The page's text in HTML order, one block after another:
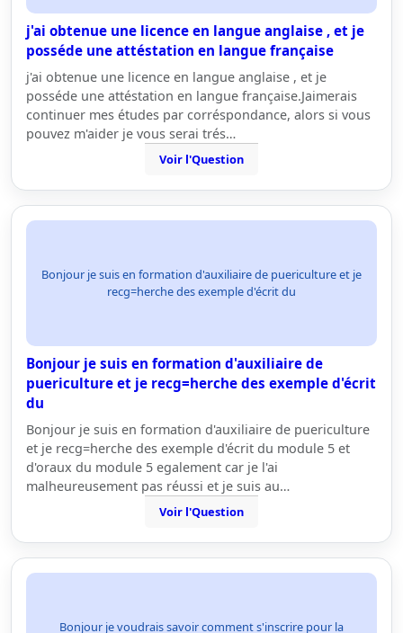
j'ai obtenue une licence en langue anglaise , et je
posséde une attéstation en langue française
j'ai obtenue une licence en langue anglaise , et je
posséde une attéstation en langue française.Jaimerais
continuer mes études par corréspondance, alors si vous
pouvez m'aider je vous serai trés…
Voir l'Question
Bonjour je suis en formation d'auxiliaire de puericulture et je
recg=herche des exemple d'écrit du
Bonjour je suis en formation d'auxiliaire de
puericulture et je recg=herche des exemple d'écrit
du
Bonjour je suis en formation d'auxiliaire de puericulture
et je recg=herche des exemple d'écrit du module 5 et
d'oraux du module 5 egalement car je l'ai
malheureusement pas réussi et je suis au…
Voir l'Question
Bonjour je voudrais savoir comment s'inscrire pour la